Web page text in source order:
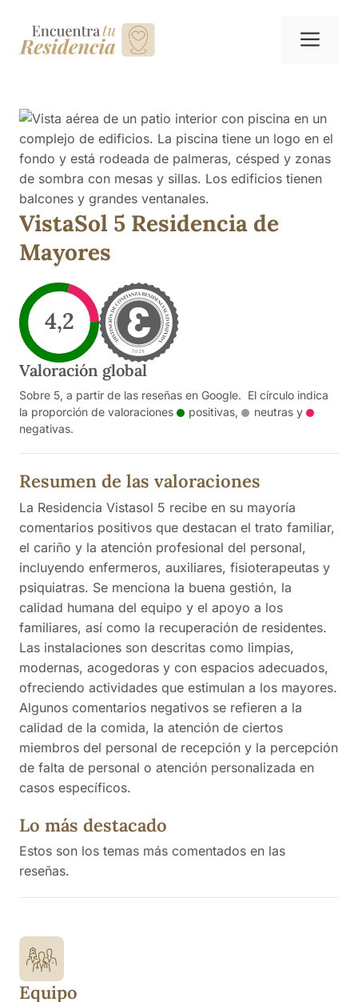
contenido
VistaSol 5 Residencia de
Mayores
4,2
Valoración global
Sobre 5, a partir de las reseñas en Google. El círculo indica
la proporción de valoraciones
positivas, neutrasy
negativas.
Resumen de las valoraciones
La Residencia Vistasol 5 recibe en su mayoría
comentarios positivos que destacan el trato familiar,
el cariño y la atención profesional del personal,
incluyendo enfermeros, auxiliares, fisioterapeutas y
psiquiatras. Se menciona la buena gestión, la
calidad humana del equipo y el apoyo a los
familiares, así como la recuperación de residentes.
Las instalaciones son descritas como limpias,
modernas, acogedoras y con espacios adecuados,
ofreciendo actividades que estimulan a los mayores.
Algunos comentarios negativos se refieren a la
calidad de la comida, la atención de ciertos
miembros del personal de recepción y la percepción
de falta de personal o atención personalizada en
casos específicos.
Lo más destacado
Estos son los temas más comentados en las
reseñas.
Equipo